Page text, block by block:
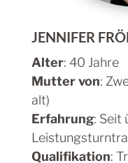
JENNIFER
Alter: 40 Jahre
Mutter von:
alt)
Erfahrung: Seit
Qualifikation: